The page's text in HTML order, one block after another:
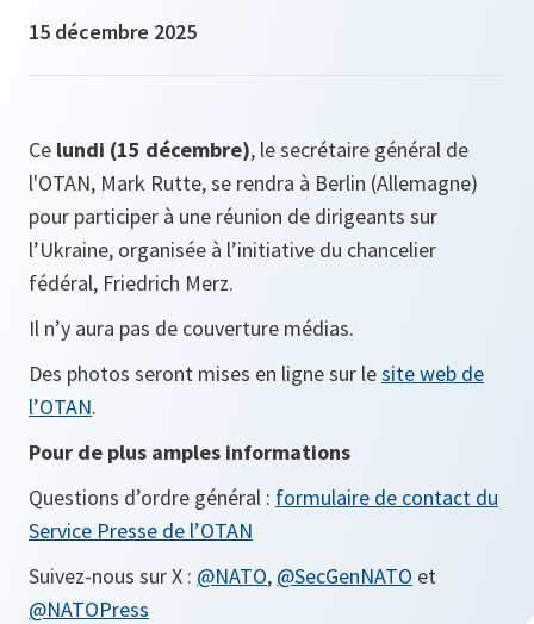
15 décembre 2025
Ce lundi (15 décembre), le secrétaire général de
l'OTAN, Mark Rutte, se rendra à Berlin (Allemagne)
pour participer à une réunion de dirigeants sur
l’Ukraine, organisée à l’initiative du chancelier
fédéral, Friedrich Merz.
Il n’y aura pas de couverture médias.
Des photos seront mises en ligne sur lesite web de
l’OTAN.
Pour de plus amples informations
Questions d’ordre général : formulaire de contact du
Service Presse de l’OTAN
Suivez-nous sur X : @NATO, @SecGenNATO et
@NATOPress